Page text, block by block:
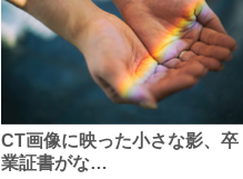
CT画像に映った小さな影、卒
業証書がな…